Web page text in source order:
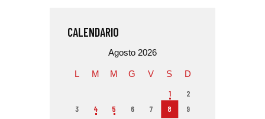
CALENDARIO
Agosto 2026
L M M G V S D
1
2
3
4 5 6 7 8
9